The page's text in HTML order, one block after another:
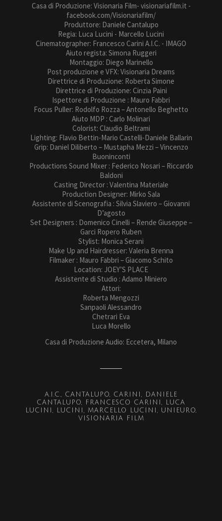
Casa di Produzione: Visionaria Film- visionariafilm.it -
facebook.com/Visionariafilm/
Produttore: Daniele Cantalupo
Regia: Luca Lucini - Marcello Lucini
Cinematographer: Francesco Carini A.I.C. - IMAGO
Aiuto regista: Simona Ruggeri
Montaggio: Diego Marinello
Post produzione e VFX: Visionaria Dreams
Direttrice di Produzione: Roberta Simone
Direttrice di Produzione: Cinzia Paini
Ispettore di Produzione : Mauro Fabbri
Focus Puller: Rodolfo Rozza – Antonello Beghetto
Aiuto MDP : Carlo Molinari
Colorist: Claudio Beltrami
Lighting: Flavio Bettin-Mario Castelli-Daniele Ballarin
Grip: Daniel Diliberto – Mustapha Mezzi – Vincenzo
Buoninconti
Productions Sound Mixer : Federico Nosari – Riccardo
Baldoni
Casting Director : Valentina Materiale
Production Designer: Mirko Sala
Assistente di Scenografia : Silvia Slaviero – Giovanni
D’agosto
Set Designers : Domenico Cinelli – Rende Giuseppe –
Garci Ropero Ruben
Stylist: Monica Serani
Make Up and Hairdresser: Valeria Brenna
Filmaker : Mauro Fabbri – Giacomo Schito
Location: JOEY’S PLACE
Assistente di Studio : Adamo Miniero
Attori:
Roberta Mengozzi
Sanpaoli Alessandro
Chetrari Eva
Luca Morello
Casa di Produzione Audio: Eccetera, Milano
A.I.C. CANTALUPO CARINI
DANIELE
CANTALUPO
FRANCESCO CARINI
LUCA
LUCINI
LUCINI MARCELLO LUCINI
UNIEURO
VISIONARIA FILM